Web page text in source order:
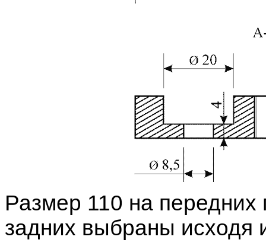
Размер 110 на передних
задних выбраны исходя